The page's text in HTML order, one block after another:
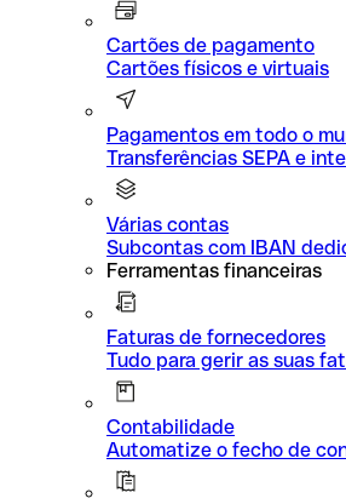
Cartões de pagamento
Cartões físicos e virtuais
Pagamentos em todo o
Transferências SEPA e
Várias contas
Subcontas com IBAN
Ferramentas financeiras
Faturas de fornecedores
Tudo para gerir as suas
Contabilidade
Automatize o fecho de